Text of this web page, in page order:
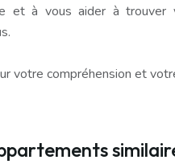
et à vous aider à trouver
votre compréhension et